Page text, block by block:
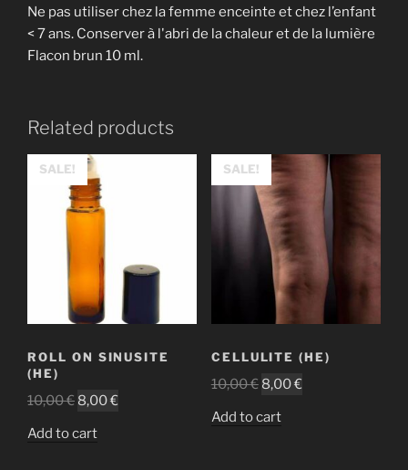
Ne pas utiliser chez la femme enceinte et chez l’enfant
< 7 ans. Conserver à l'abri de la chaleur et de la lumière
Flacon brun 10 ml.
Related products
SALE!
ROLL ON SINUSITE
(HE)
10,00€ 8,00€
Add to cart
SALE!
CELLULITE (HE)
10,00€ 8,00€
Add to cart